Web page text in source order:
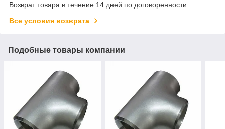
Возврат товара в течение 14 дней по договоренности
Все условия возврата
Подобные товары компании